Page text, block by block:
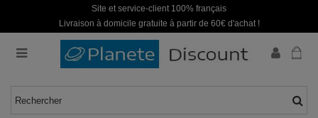
Site et service-client 100% français
Livraison à domicile gratuite à partir de 60€ d'achat !